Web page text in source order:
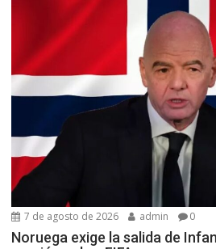
7 de agosto de 2026 admin 0
Noruega exige la salida de